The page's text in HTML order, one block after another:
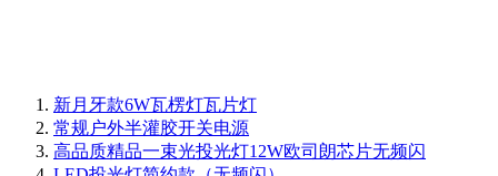
新月牙款6W瓦楞灯瓦片灯
常规户外半灌胶开关电源
高品质精品一束光投光灯12W欧司朗芯片无频闪